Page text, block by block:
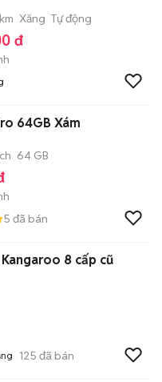
Xăng Tự động
đ
64GB Xám
64 GB
5 đã bán
8 cấp cũ
125 đã bán